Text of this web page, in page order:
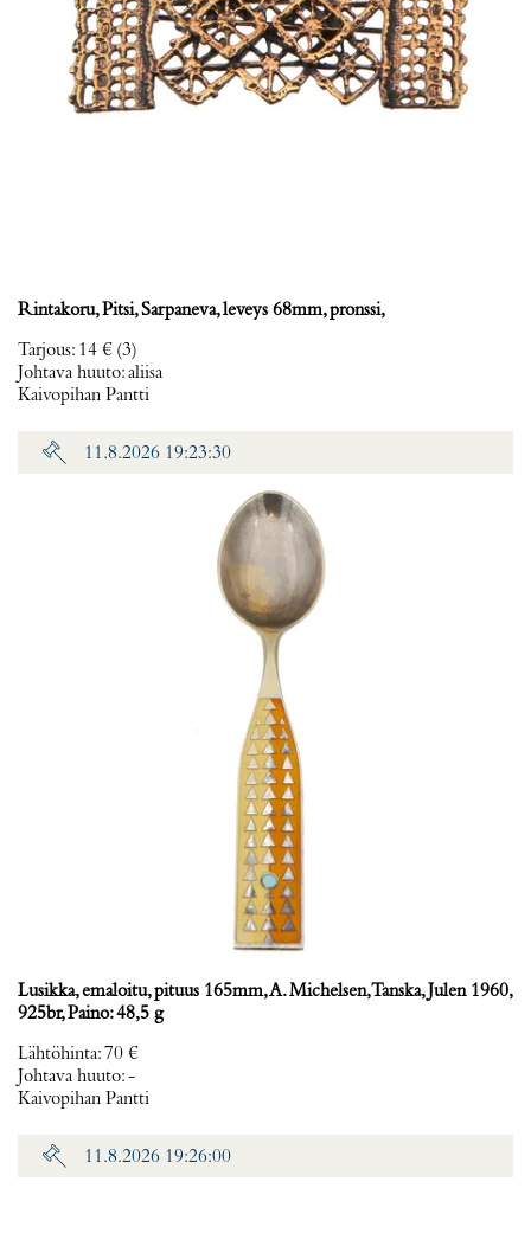
Rintakoru, Pitsi, Sarpaneva, leveys 68mm, pronssi,
Tarjous: 14 € (3)
Johtava huuto:aliisa
Kaivopihan Pantti
11.8.2026 19:23:30
Lusikka, emaloitu, pituus 165mm, A. Michelsen, Tanska, Julen 1960,
925br, Paino: 48,5 g
Lähtöhinta:70 €
Johtava huuto:-
Kaivopihan Pantti
11.8.2026 19:26:00